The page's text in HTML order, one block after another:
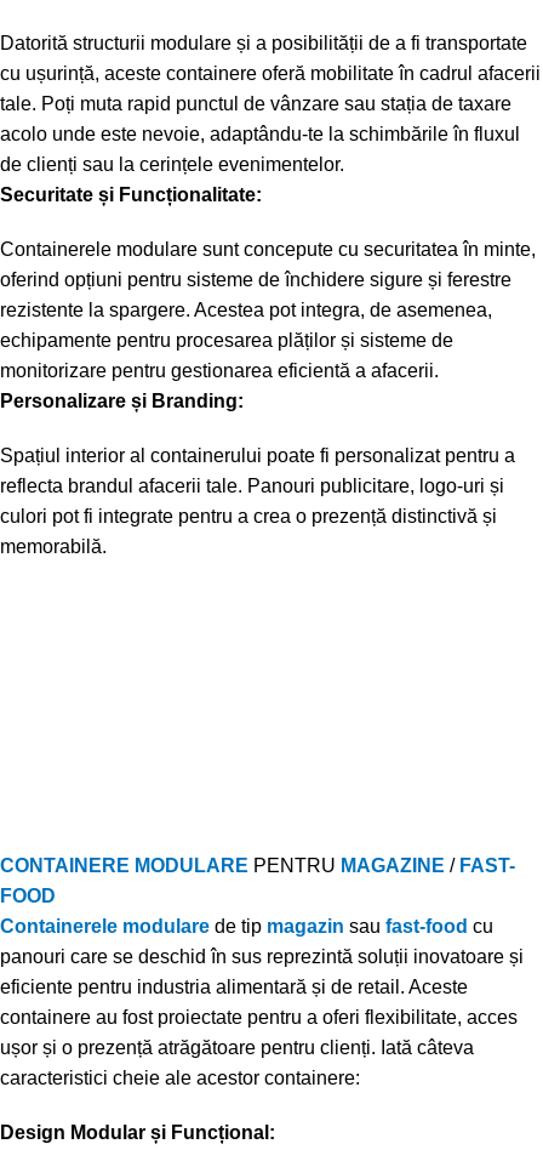
Datorită structurii modulare și a posibilității de a fi transportate
cu ușurință, aceste containere oferă mobilitate în cadrul afacerii
tale. Poți muta rapid punctul de vânzare sau stația de taxare
acolo unde este nevoie, adaptându-te la schimbările în fluxul
de clienți sau la cerințele evenimentelor.
Securitate și Funcționalitate:
Containerele modulare sunt concepute cu securitatea în minte,
oferind opțiuni pentru sisteme de închidere sigure și ferestre
rezistente la spargere. Acestea pot integra, de asemenea,
echipamente pentru procesarea plăților și sisteme de
monitorizare pentru gestionarea eficientă a afacerii.
Personalizare și Branding:
Spațiul interior al containerului poate fi personalizat pentru a
reflecta brandul afacerii tale. Panouri publicitare, logo-uri și
culori pot fi integrate pentru a crea o prezență distinctivă și
memorabilă.
CONTAINERE MODULARE PENTRU MAGAZINE / FAST-
FOOD
Containerele modulare de tip magazin sau fast-food cu
panouri care se deschid în sus reprezintă soluții inovatoare și
eficiente pentru industria alimentară și de retail. Aceste
containere au fost proiectate pentru a oferi flexibilitate, acces
ușor și o prezență atrăgătoare pentru clienți. Iată câteva
caracteristici cheie ale acestor containere:
Design Modular și Funcțional: